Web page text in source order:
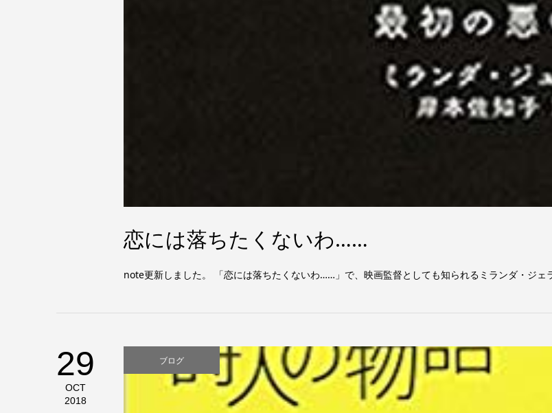
恋には落ちたくないわ……
note更新しました。 「恋には落ちたくないわ……」で、映画監督としても知られるミランダ・ジェ
29
OCT
2018
ブログ